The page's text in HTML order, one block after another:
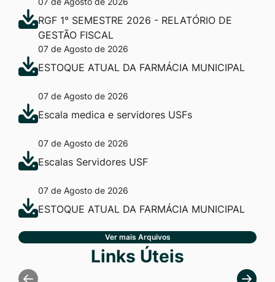
RGF 1° SEMESTRE 2026 - RELATÓRIO DE
GESTÃO FISCAL
07 de Agosto de 2026
ESTOQUE ATUAL DA FARMÁCIA MUNICIPAL
07 de Agosto de 2026
Escala medica e servidores USFs
07 de Agosto de 2026
Escalas Servidores USF
07 de Agosto de 2026
ESTOQUE ATUAL DA FARMÁCIA MUNICIPAL
Ver mais Arquivos
Seção Links ÚteisLinks Úteis